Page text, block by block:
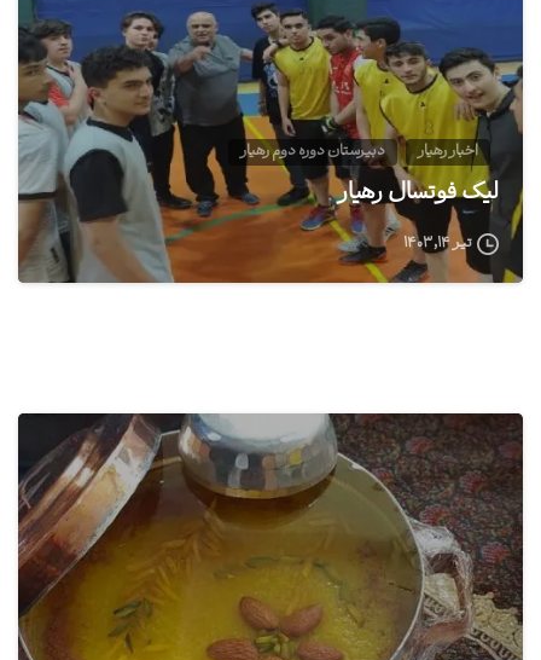
اخبار رهیار دبیرستان دوره دوم رهیار
لیگ فوتسال رهیار
تیر ۱۴, ۱۴۰۳
1